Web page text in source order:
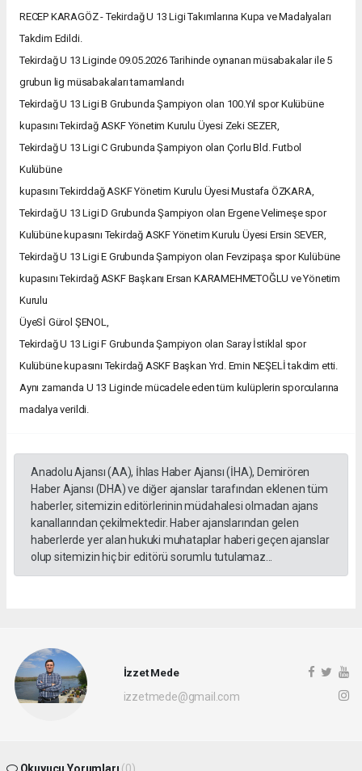
RECEP KARAGÖZ - Tekirdağ U 13 Ligi Takımlarına Kupa ve Madalyaları
Takdim Edildi.
Tekirdağ U 13 Liginde 09.05.2026 Tarihinde oynanan müsabakalar ile 5
grubun lig müsabakaları tamamlandı
Tekirdağ U 13 Ligi B Grubunda Şampiyon olan 100.Yıl spor Kulübüne
kupasını Tekirdağ ASKF Yönetim Kurulu Üyesi Zeki SEZER,
Tekirdağ U 13 Ligi C Grubunda Şampiyon olan Çorlu Bld. Futbol
Kulübüne
kupasını Tekirddağ ASKF Yönetim Kurulu Üyesi Mustafa ÖZKARA,
Tekirdağ U 13 Ligi D Grubunda Şampiyon olan Ergene Velimeşe spor
Kulübüne kupasını Tekirdağ ASKF Yönetim Kurulu Üyesi Ersin SEVER,
Tekirdağ U 13 Ligi E Grubunda Şampiyon olan Fevzipaşa spor Kulübüne
kupasını Tekirdağ ASKF Başkanı Ersan KARAMEHMETOĞLU ve Yönetim
Kurulu
ÜyeSİ Gürol ŞENOL,
Tekirdağ U 13 Ligi F Grubunda Şampiyon olan Saray İstiklal spor
Kulübüne kupasını Tekirdağ ASKF Başkan Yrd. Emin NEŞELİ takdim etti.
Aynı zamanda U 13 Liginde mücadele eden tüm kulüplerin sporcularına
madalya verildi.
Anadolu Ajansı (AA), İhlas Haber Ajansı (İHA), Demirören
Haber Ajansı (DHA) ve diğer ajanslar tarafından eklenen tüm
haberler, sitemizin editörlerinin müdahalesi olmadan ajans
kanallarından çekilmektedir. Haber ajanslarından gelen
haberlerde yer alan hukuki muhataplar haberi geçen ajanslar
olup sitemizin hiç bir editörü sorumlu tutulamaz...
İzzet Mede
izzetmede@gmail.com